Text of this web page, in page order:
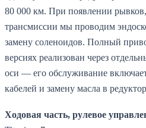
80 000 км. При появлении
трансмиссии мы проводим
замену соленоидов. Полный
версиях реализован через
оси — его обслуживание
кабелей и замену масла в
Ходовая часть, рулевое